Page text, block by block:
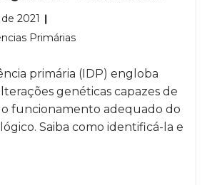
2021
Primárias
primária (IDP) engloba
genéticas capazes de
funcionamento adequado do
Saiba como identificá-la e